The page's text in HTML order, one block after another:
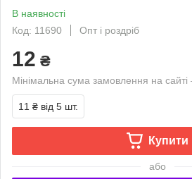
В наявності
Код: 11690
Опт і роздріб
12 ₴
Мінімальна сума замовлення на
11 ₴ від 5 шт.
Купити
або